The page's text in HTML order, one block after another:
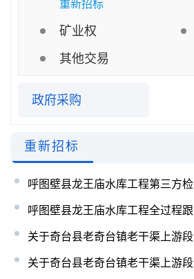
重新招标
矿业权
其他交易
政府采购
重新招标
呼图壁县龙王庙水库工程第三方检测服务流标公告
呼图壁县龙王庙水库工程全过程跟踪审计及竣工决算编制服务流标公告
关于奇台县老奇台镇老干渠上游段提升改造项目施工一、二标段招标终止的公告
关于奇台县老奇台镇老干渠上游段提升改造项目施工一、二标段招标终止的公告